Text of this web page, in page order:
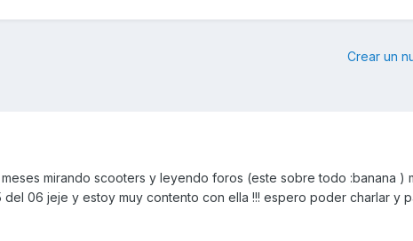
Crear un
mirando scooters y leyendo foros (este sobre todo :banana )
del 06 jeje y estoy muy contento con ella !!! espero poder charlar y